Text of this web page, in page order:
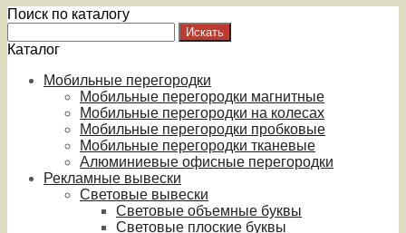
Поиск по каталогу
Каталог
Мобильные перегородки
Мобильные перегородки магнитные
Мобильные перегородки на колесах
Мобильные перегородки пробковые
Мобильные перегородки тканевые
Алюминиевые офисные перегородки
Рекламные вывески
Световые вывески
Световые объемные буквы
Световые плоские буквы